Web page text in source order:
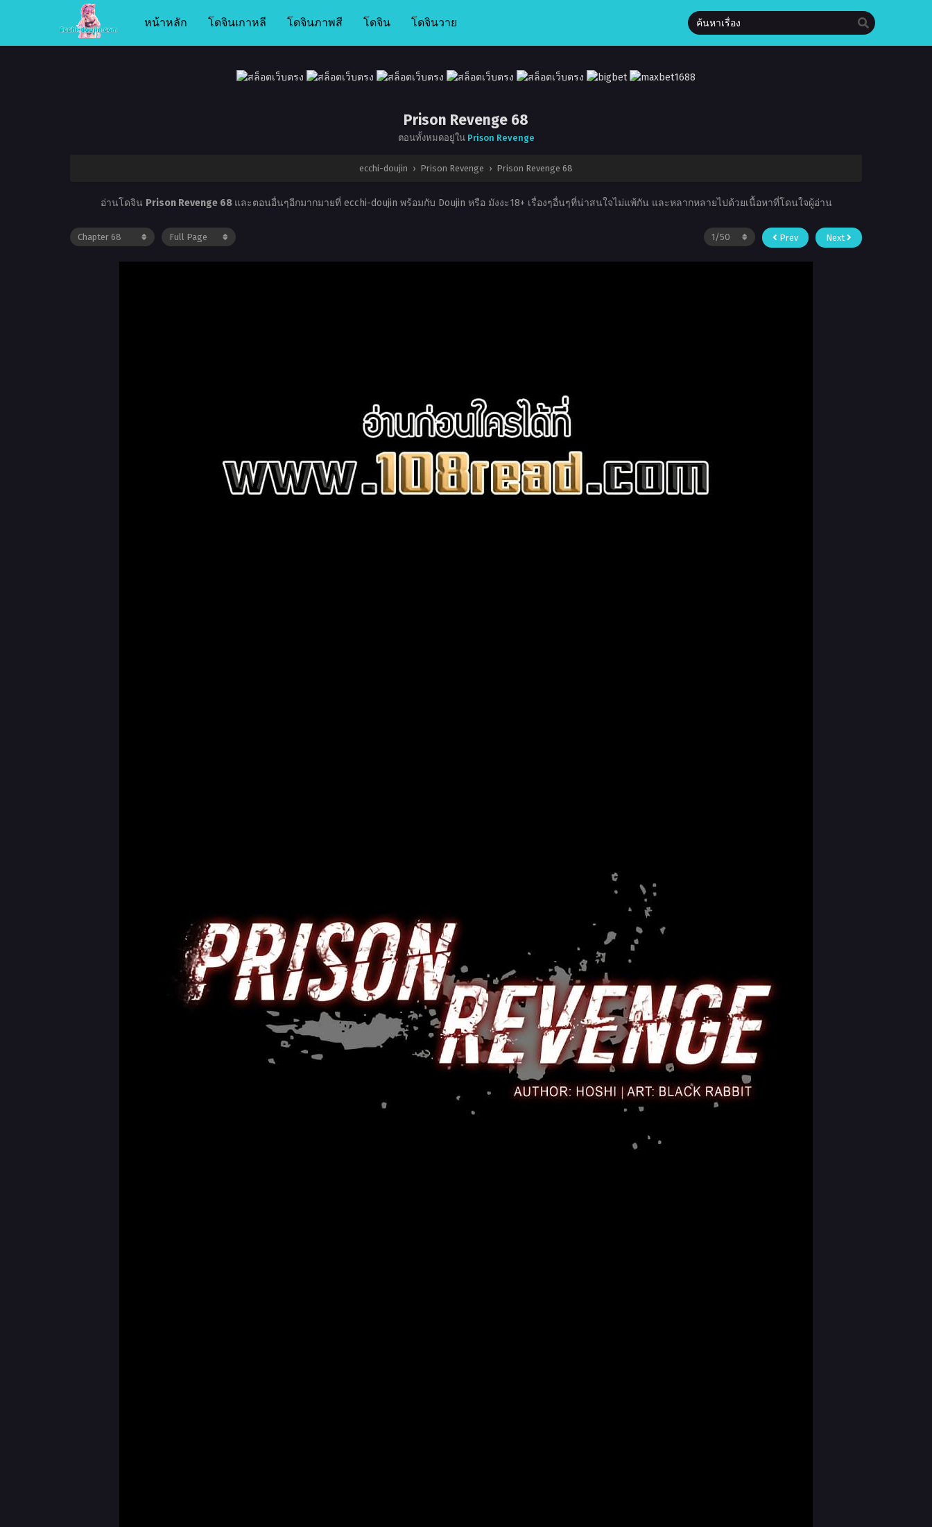
หน้าหลัก โดจินเกาหลี โดจินภาพสี โดจิน โดจินวาย
Prison Revenge 68
ตอนทั้งหมดอยู่ใน Prison Revenge
ecchi-doujin › Prison Revenge › Prison Revenge 68
อ่านโดจิน Prison Revenge 68 และตอนอื่นๆอีกมากมายที่ ecchi-doujin พร้อมกับ Doujin หรือ มังงะ18+ เรื่องๆอื่นๆที่น่าสนใจไม่แพ้กัน และหลากหลายไปด้วยเนื้อหาที่โดนใจผู้อ่าน
Prev Next